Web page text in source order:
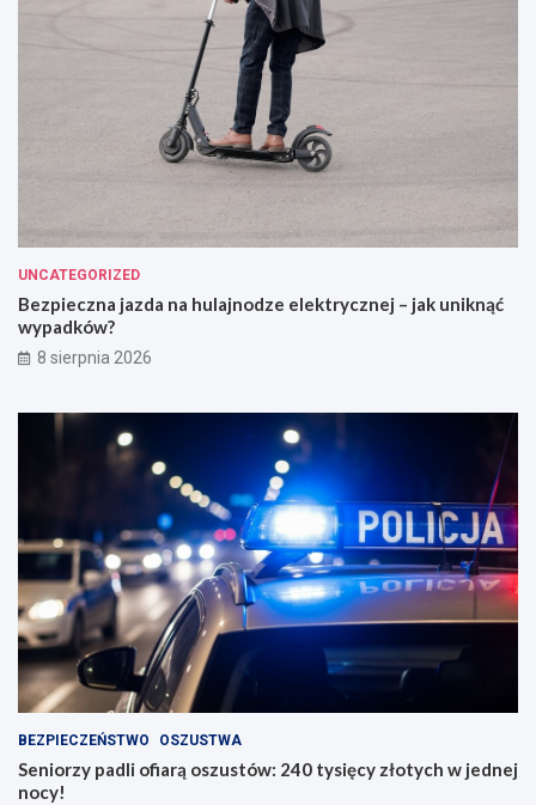
UNCATEGORIZED
Bezpieczna jazda na hulajnodze elektrycznej – jak uniknąć
wypadków?
8 sierpnia 2026
BEZPIECZEŃSTWO OSZUSTWA
Seniorzy padli ofiarą oszustów: 240 tysięcy złotych w jednej
nocy!